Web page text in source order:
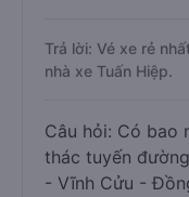
Trả lời: Vé xe rẻ
nhà xe Tuấn Hiệp.
Câu hỏi: Có bao
thác tuyến
- Vĩnh Cửu -